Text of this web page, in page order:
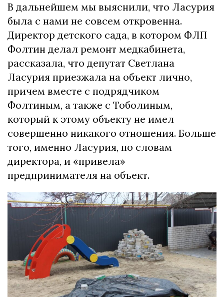
В дальнейшем мы выяснили, что Ласурия
была с нами не совсем откровенна.
Директор детского сада, в котором ФЛП
Фолтин делал ремонт медкабинета,
рассказала, что депутат Светлана
Ласурия приезжала на объект лично,
причем вместе с подрядчиком
Фолтиным, а также с Тоболиным,
который к этому объекту не имел
совершенно никакого отношения. Больше
того, именно Ласурия, по словам
директора, и «привела»
предпринимателя на объект.